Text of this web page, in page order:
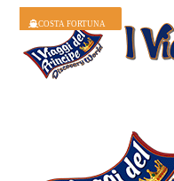
COSTA TOSCANA
COSTA DIADEMA
COSTA FASCINOSA
COSTA DELIZIOSA
COSTA DELIZIOSA
COSTA PACIFICA
COSTA SMERALDA
COSTA DIADEMA
COSTA DELIZIOSA
COSTA FORTUNA